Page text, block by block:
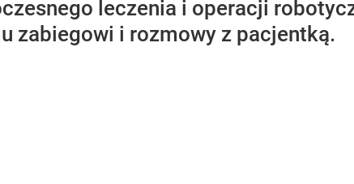
leczenia i operacji
zabiegowi i rozmowy z pacjentką.